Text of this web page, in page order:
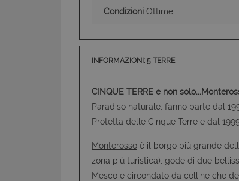
Condizioni Ottime
INFORMAZIONI: 5 TERRE
CINQUE TERRE e non
Paradiso naturale, fanno parte dal
Protetta delle Cinque Terre e dal
Monterosso è il borgo più grande
zona più turistica), gode di due
Mesco e circondato da colline che